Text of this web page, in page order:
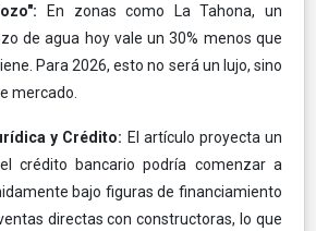
En zonas como La Tahona, un
de agua hoy vale un 30% menos que
Para 2026, esto no será un lujo, sino
mercado.
y Crédito: El artículo proyecta un
crédito bancario podría comenzar a
bajo figuras de financiamiento
directas con constructoras, lo que